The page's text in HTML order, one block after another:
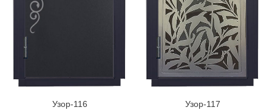
Узор-116 Узор-117